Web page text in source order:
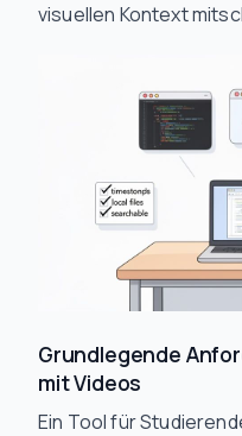
visuellen Kontext
Grundlegende
mit Videos
Ein Tool für